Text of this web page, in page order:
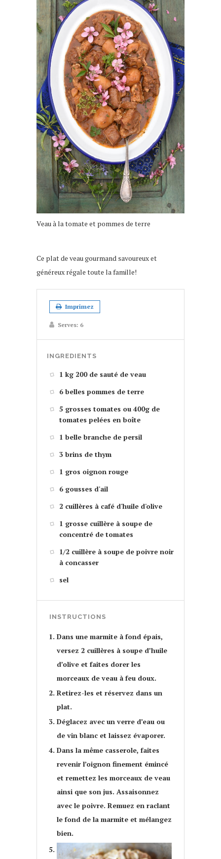
Veau à la tomate et pommes de terre
Ce plat de veau gourmand savoureux et
généreux régale toute la famille!
Imprimez
Serves: 6
INGREDIENTS
1 kg 200 de sauté de veau
6 belles pommes de terre
5 grosses tomates ou 400g de
tomates pelées en boîte
1 belle branche de persil
3 brins de thym
1 gros oignon rouge
6 gousses d'ail
2 cuillères à café d'huile d'olive
1 grosse cuillère à soupe de
concentré de tomates
1/2 cuillère à soupe de poivre noir
à concasser
sel
INSTRUCTIONS
Dans une marmite à fond épais,
versez 2 cuillères à soupe d’huile
d’olive et faites dorer les
morceaux de veau à feu doux.
Retirez-les et réservez dans un
plat.
Déglacez avec un verre d’eau ou
de vin blanc et laissez évaporer.
Dans la même casserole, faites
revenir l’oignon finement émincé
et remettez les morceaux de veau
ainsi que son jus. Assaisonnez
avec le poivre. Remuez en raclant
le fond de la marmite et mélangez
bien.